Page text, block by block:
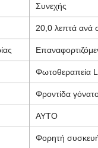
Συνεχής
20,0 λεπτά ανά
Φωτοθεραπεία
Φροντίδα
ΑΥΤΟ
Φορητή